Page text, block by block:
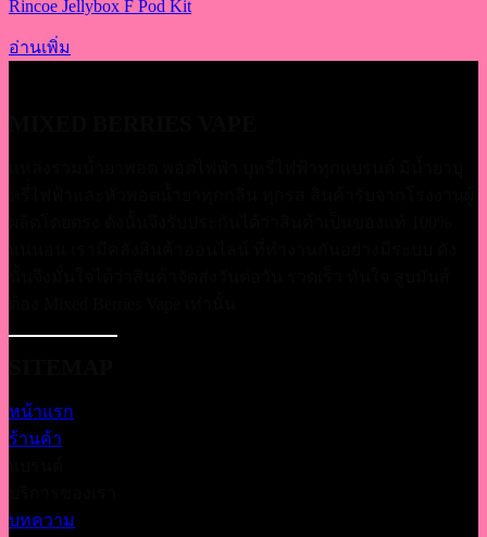
Rincoe Jellybox F Pod Kit
อ่านเพิ่ม
หน้าแรก
ร้านค้า
บทความ